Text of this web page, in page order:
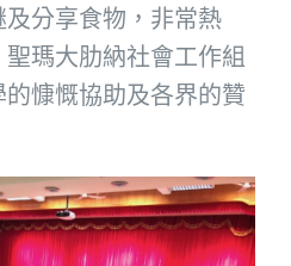
分享食物，非常熱
瑪大肋納社會工作組
的慷慨協助及各界的贊